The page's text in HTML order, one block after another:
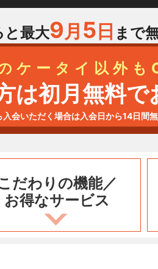
と最大9月 5 日 まで
ケータイ以外も
は初月無料で
会いただく場合は入会日から14日間
だわりの機能／
お得なサービス